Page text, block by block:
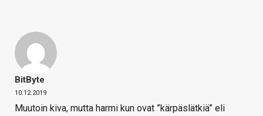
BitByte
10.12.2019
Muutoin kiva, mutta harmi kun ovat ”kärpäslätkiä” eli